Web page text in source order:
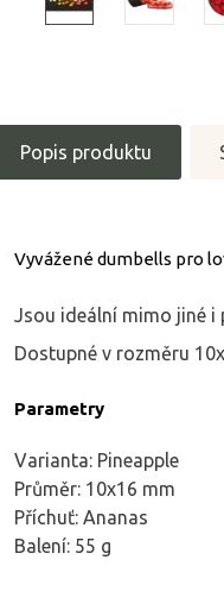
Popis produktu
Vyvážené dumbells pro
Jsou ideální mimo jiné i
Dostupné v rozměru
Parametry
Varianta: Pineapple
Průměr: 10x16 mm
Příchuť: Ananas
Balení: 55 g